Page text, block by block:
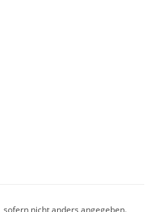
, sofern nicht anders angegeben.